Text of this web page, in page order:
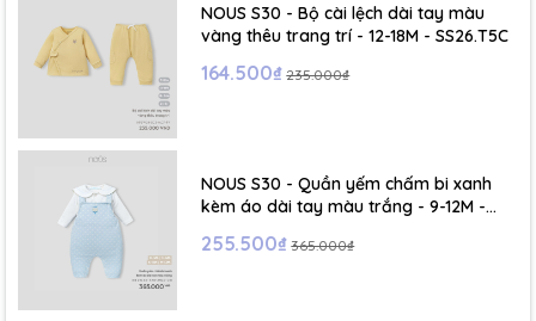
NOUS S30 - Bộ cài lệch dài tay màu
vàng thêu trang trí - 12-18M - SS26.T5C
164.500₫ 235.000₫
NOUS S30 - Quần yếm chấm bi xanh
kèm áo dài tay màu trắng - 9-12M -
255.500₫ 365.000₫